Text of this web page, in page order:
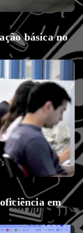
básica no
em